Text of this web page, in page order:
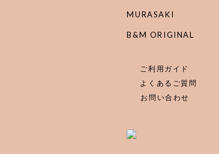
MURASAKI
B&M ORIGINAL
ご利用ガイド
よくあるご質問
お問い合わせ